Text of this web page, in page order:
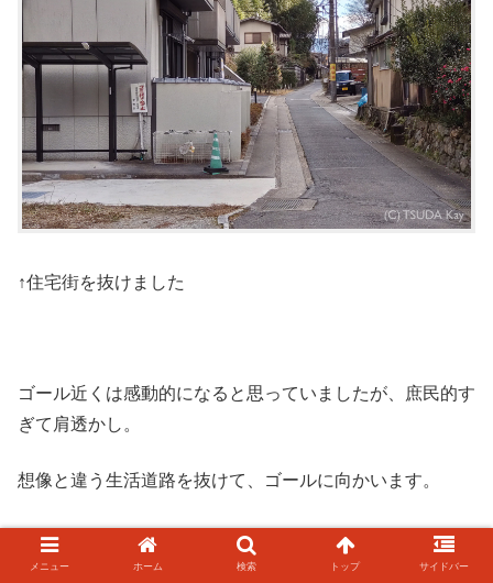
↑住宅街を抜けました
ゴール近くは感動的になると思っていましたが、庶民的す
ぎて肩透かし。
想像と違う生活道路を抜けて、ゴールに向かいます。
メニュー ホーム 検索 トップ サイドバー